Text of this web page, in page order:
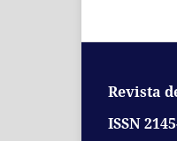
Revista
ISSN